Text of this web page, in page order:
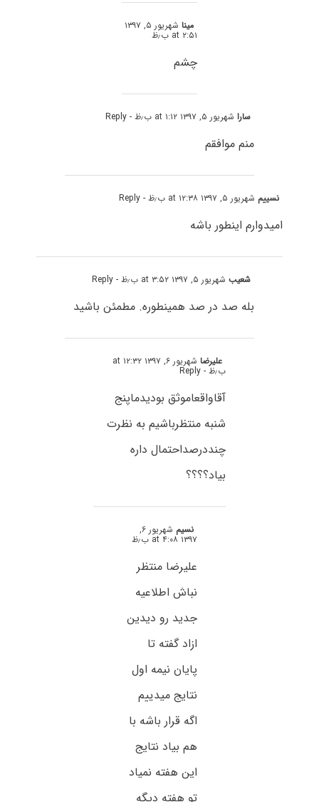
مینا شهریور ۵, ۱۳۹۷
at ۲:۵۱ ب٫ظ
چشم
ساراشهریور ۵, ۱۳۹۷ at ۱:۱۲ ب٫ظ - Reply
منم موافقم
نسییم شهریور ۵, ۱۳۹۷ at ۱۲:۳۸ ب٫ظ - Reply
امیدوارم اینطور باشه
شعیبشهریور ۵, ۱۳۹۷ at ۳:۵۲ ب٫ظ - Reply
بله صد در صد همینطوره. مطمئن باشید
علیرضا شهریور ۶, ۱۳۹۷ at ۱۲:۳۲
ب٫ظ - Reply
آقاواقعاموثق بودیدماپنج
شنبه منتظرباشیم به نظرت
چنددرصداحتمال داره
بیاد؟؟؟؟
نسیم شهریور ۶,
۱۳۹۷ at ۴:۰۸ ب٫ظ
علیرضا منتظر
نباش اطلاعیه
جدید رو دیدین
ازاد گفته تا
پایان نیمه اول
نتایج میدییم
اگه قرار باشه با
هم بیاد نتایج
این هفته نمیاد
تو هفته دیگه